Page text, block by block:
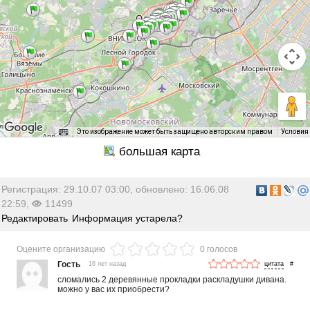
Это изображение может быть защищено авторским правом Условия
Регистрация: 29.10.07 03:00, обновлено: 16.06.08
22:59,
11499
Редактировать Информация устарела?
Оцените организацию
0 голосов
Гость
16 лет назад #
сломались 2 деревянные прокладки раскладушки дивана.
можно у вас их приобрести?